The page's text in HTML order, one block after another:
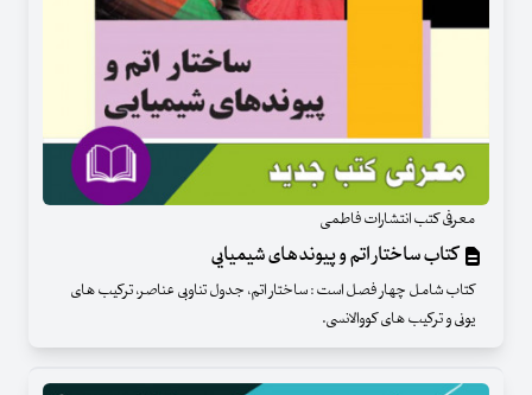
معرفی کتب انتشارات فاطمی
کتاب ساختار اتم و پیوندهای شیمیایی
کتاب شامل چهار فصل است : ساختار اتم، جدول تناوبی عناصر، ترکیب های
یونی و ترکیب های کووالانسی.